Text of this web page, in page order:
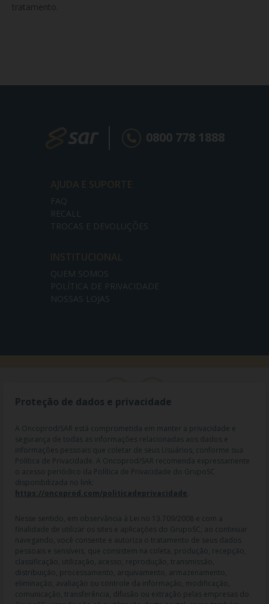
tratamento.
0800 778 1888
AJUDA E SUPORTE
FAQ
RECALL
TROCAS E DEVOLUÇÕES
INSTITUCIONAL
QUEM SOMOS
POLÍTICA DE PRIVACIDADE
NOSSAS LOJAS
RAZÃO SOCIAL: ONCO PROD DIST. DE PROD. HOSP. E ONCOL. LTDA |
04.307.650/0019-64 | IE: 119.242.793.110 | Endereço R: Olimpíadas, nº
100 2º andar CJ 21 22 - Vila Olímpia - SP | Cep: 04551-000 |
Farmacêutico responsável: Dra. Gislaine Lopes de Jesus - CRF/SP 47509
| AFE: 7.60997-7 | CMVS: 355030801-477-010609-1-0.
As informações contidas neste site não devem ser usadas para
automedicação e não substituem, em hipótese alguma, as orientações
dadas pelo profissional da área médica. Somente o médico está apto a
Proteção de dados e privacidade
A Oncoprod/SAR está comprometida em manter a privacidade e
segurança de todas as informações relacionadas aos dados e
informações pessoais que coletar de seus Usuários, conforme sua
Política de Privacidade. A Oncoprod/SAR recomenda expressamente
o acesso periódico da Política de Privacidade do GrupoSC
disponibilizada no link:
https://oncoprod.com/politicadeprivacidade
Nesse sentido, em observância à Lei no 13.709/2008 e com a
finalidade de utilizar os sites e aplicações do GrupoSC, ao continuar
navegando, você consente e autoriza o tratamento de seus dados
pessoais e sensíveis, que consistem na coleta, produção, recepção,
classificação, utilização, acesso, reprodução, transmissão,
distribuição, processamento, arquivamento, armazenamento,
eliminação, avaliação ou controle da informação, modificação,
comunicação, transferência, difusão ou extração pelas empresas do